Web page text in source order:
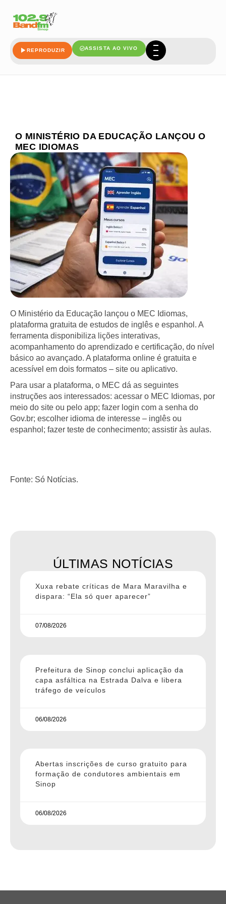
REPRODUZIR ASSISTA AO VIVO
O MINISTÉRIO DA EDUCAÇÃO LANÇOU O
MEC IDIOMAS
O Ministério da Educação lançou o MEC Idiomas,
plataforma gratuita de estudos de inglês e espanhol. A
ferramenta disponibiliza lições interativas,
acompanhamento do aprendizado e certificação, do nível
básico ao avançado. A plataforma online é gratuita e
acessível em dois formatos – site ou aplicativo.
Para usar a plataforma, o MEC dá as seguintes
instruções aos interessados: acessar o MEC Idiomas, por
meio do site ou pelo app; fazer login com a senha do
Gov.br; escolher idioma de interesse – inglês ou
espanhol; fazer teste de conhecimento; assistir às aulas.
Fonte: Só Notícias.
ÚLTIMAS NOTÍCIAS
Xuxa rebate críticas de Mara Maravilha e
dispara: “Ela só quer aparecer”
07/08/2026
Prefeitura de Sinop conclui aplicação da
capa asfáltica na Estrada Dalva e libera
tráfego de veículos
06/08/2026
Abertas inscrições de curso gratuito para
formação de condutores ambientais em
Sinop
06/08/2026